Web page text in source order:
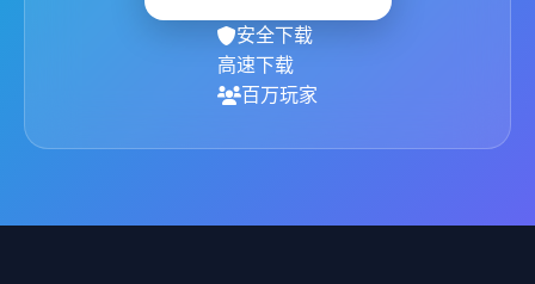
安全下载
高速下载
百万玩家